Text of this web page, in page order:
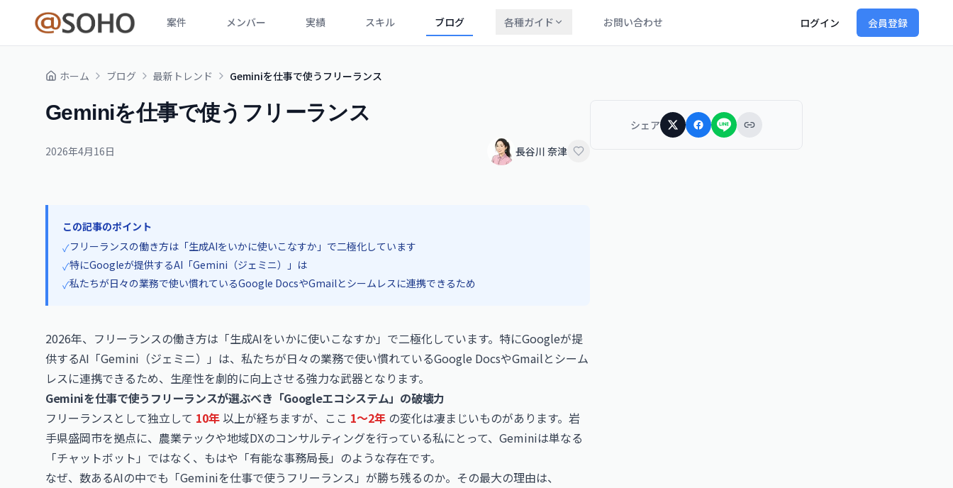
案件 メンバー 実績 スキル ブログ 各種ガイド お問い合わせ ログイン 会員登録
ホーム ブログ 最新トレンド Geminiを仕事で使うフリーランス
Geminiを仕事で使うフリーランス
2026年4月16日 長谷川 奈津
この記事のポイント
✓フリーランスの働き方は「生成AIをいかに使いこなすか」で二極化しています
✓特にGoogleが提供するAI「Gemini（ジェミニ）」は
✓私たちが日々の業務で使い慣れているGoogle DocsやGmailとシームレスに連携できるため
2026年、フリーランスの働き方は「生成AIをいかに使いこなすか」で二極化しています。特にGoogleが提
供するAI「Gemini （ジェミニ）」は、私たちが日々の業務で使い慣れているGoogle DocsやGmailとシーム
レスに連携できるため、生産性を劇的に向上させる強力な武器となります。
Geminiを仕事で使うフリーランスが選ぶべき「Googleエコシステム」の破壊力
フリーランスとして独立して 10年 以上が経ちますが、ここ 1〜2年 の変化は凄まじいものがあります。岩
手県盛岡市を拠点に、農業テックや地域DXのコンサルティングを行っている私にとって、Geminiは単なる
「チャットボット」ではなく、もはや「有能な事務局長」のような存在です。
なぜ、数あるAIの中でも「Geminiを仕事で使うフリーランス」が勝ち残るのか。その最大の理由は、
シェア